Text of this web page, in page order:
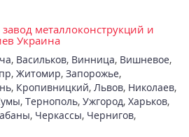
металлоконструкций и
Украина
, Васильков, Винница, Вишневое,
, Житомир, Запорожье,
, Кропивницкий, Львов, Николаев,
, Тернополь, Ужгород, Харьков,
, Черкассы, Чернигов,